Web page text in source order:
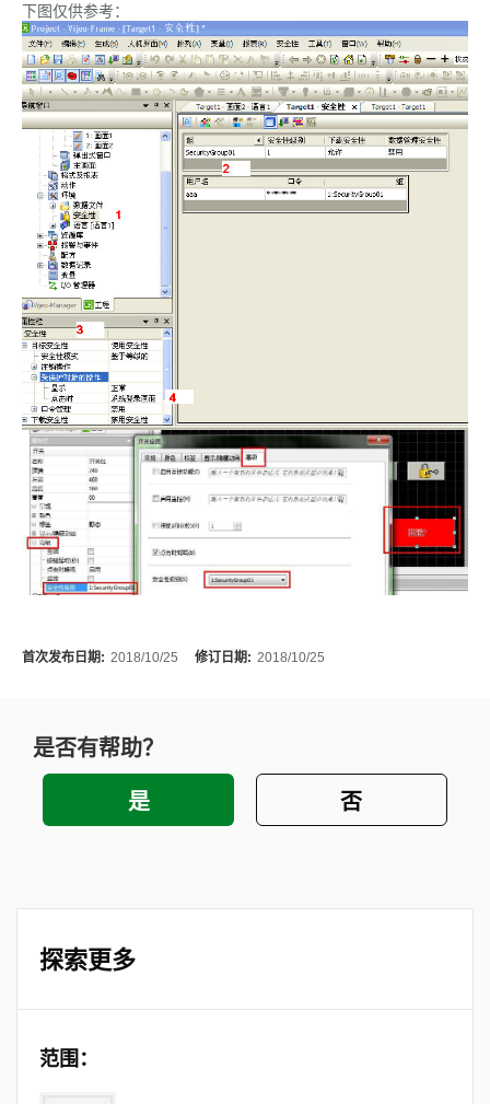
下图仅供参考：
首次发布日期: 2018/10/25 修订日期: 2018/10/25
是否有帮助？
探索更多
范围：